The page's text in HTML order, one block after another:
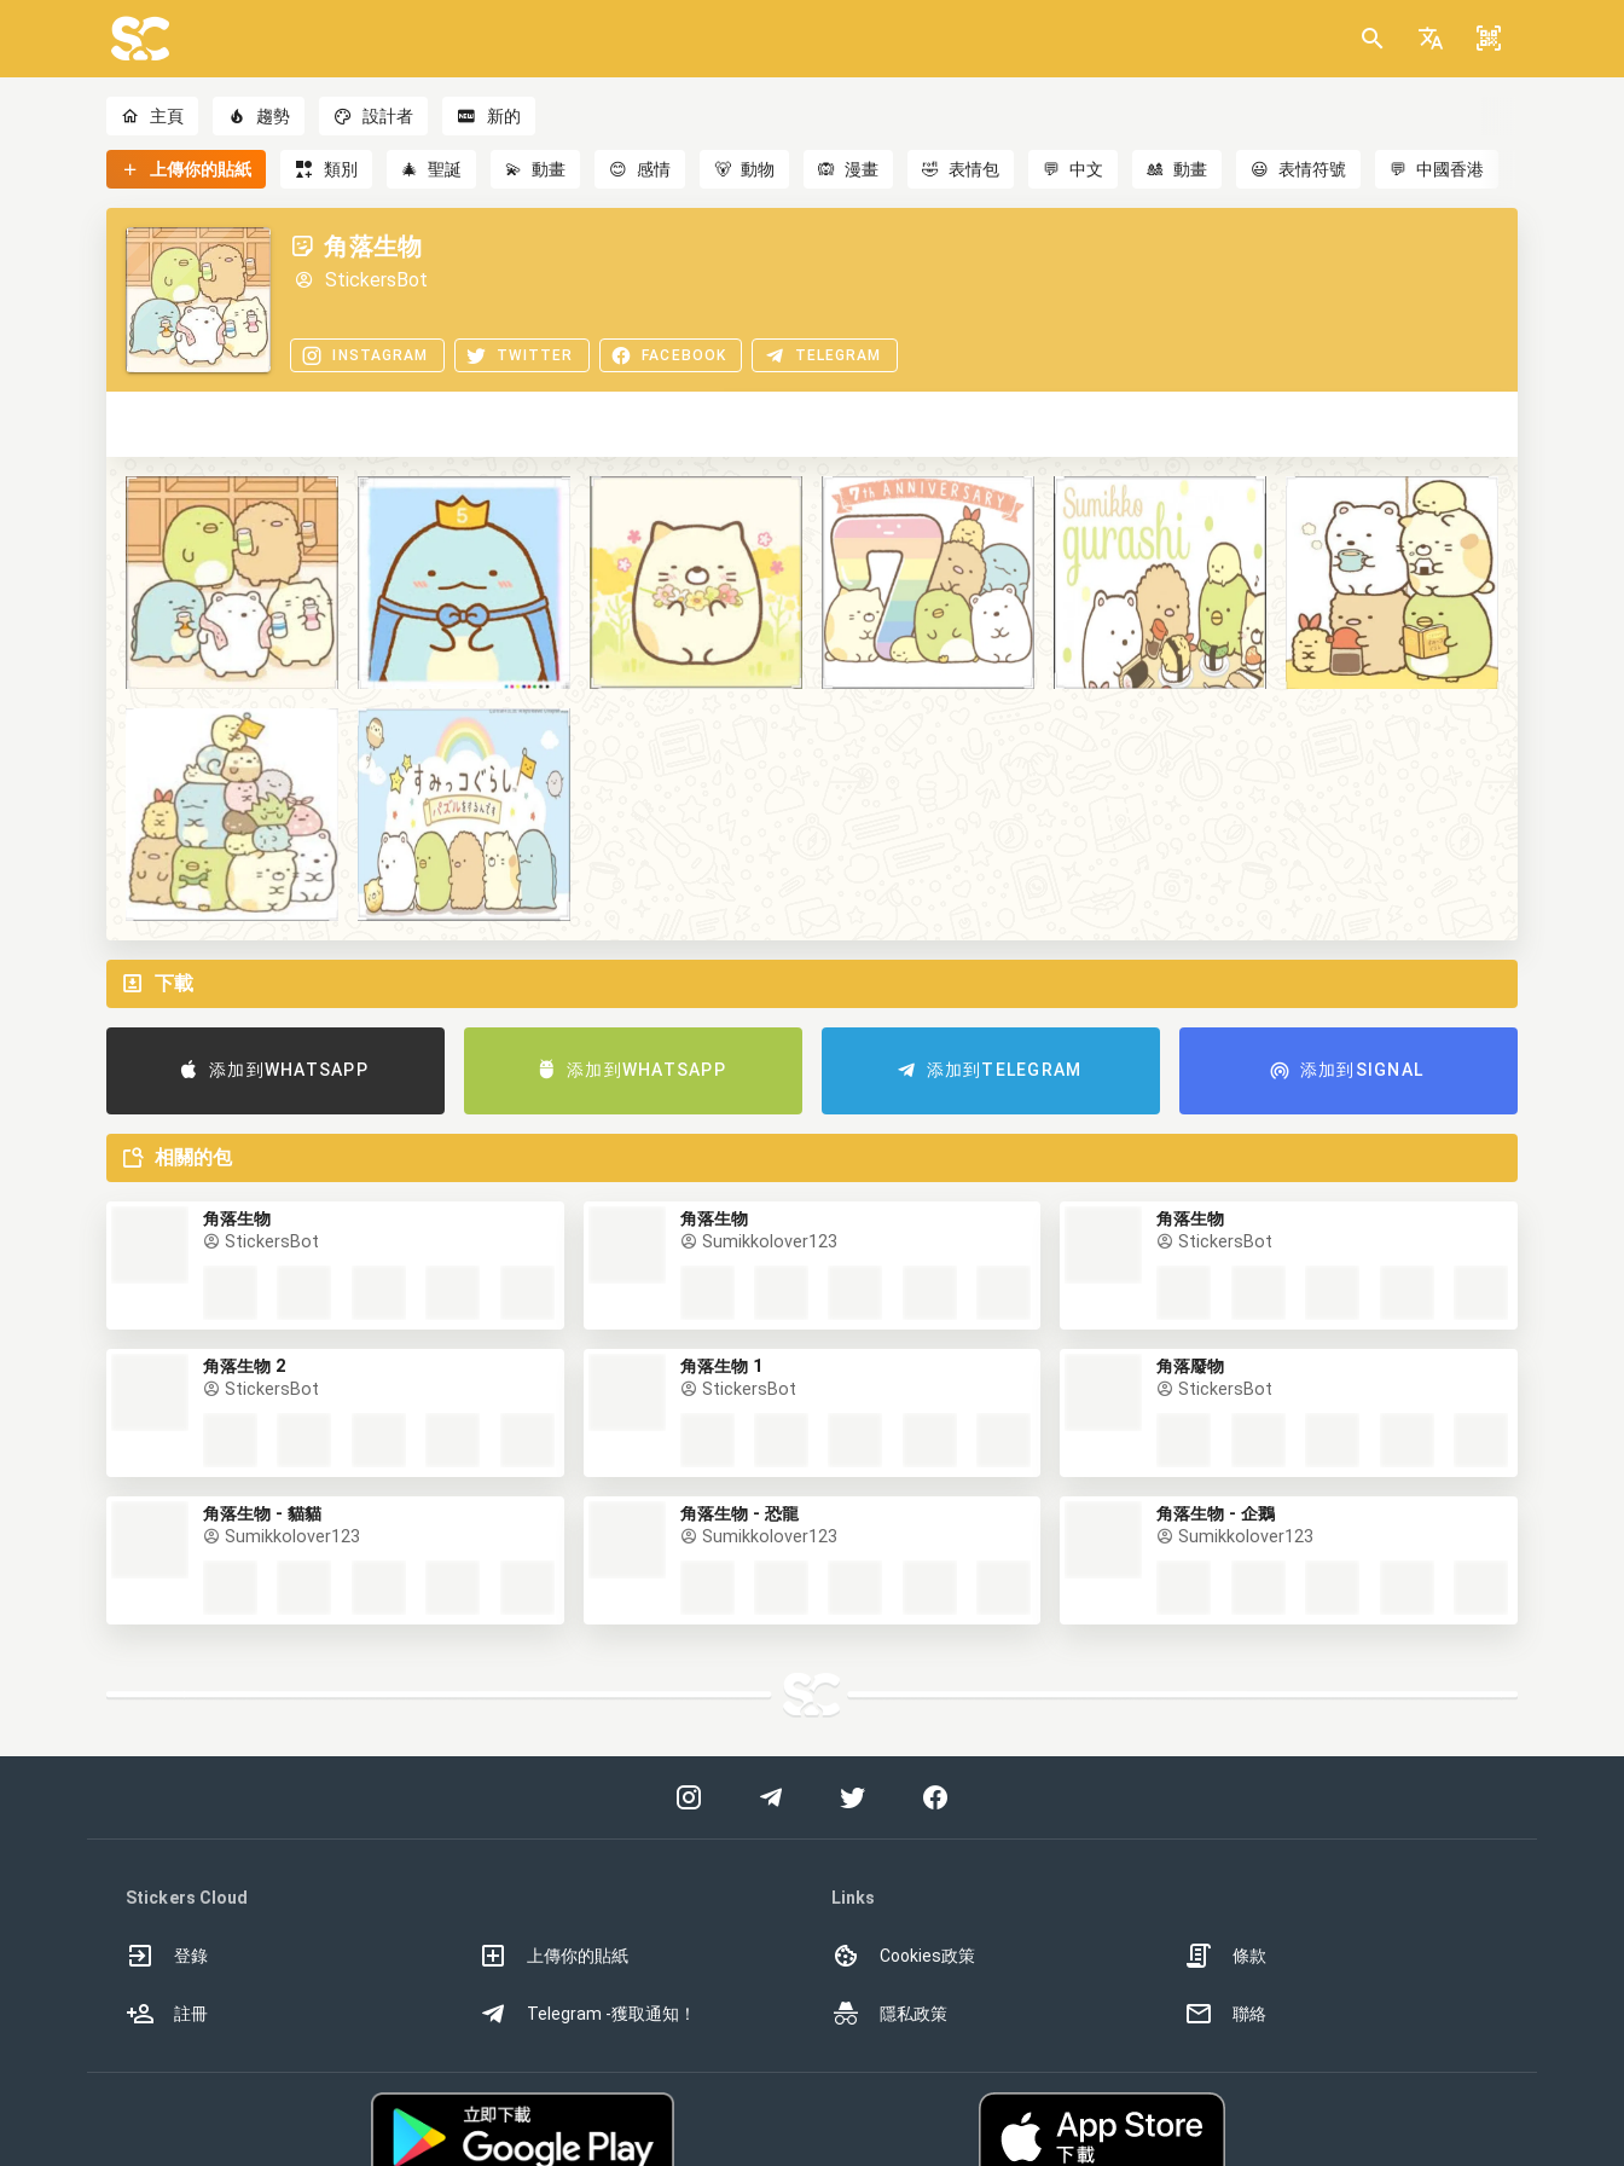
主頁 趨勢 設計者 新的
上傳你的貼紙 類別 🎄 聖誕 💫 動畫 😊 感情 🐻 動物 🙉 漫畫 🤣 表情包 💬 中文 🎎 動畫 😃 表情符號 💬 中國香港
角落生物
StickersBot
INSTAGRAM TWITTER FACEBOOK TELEGRAM
下載
添加到WHATSAPP 添加到WHATSAPP 添加到TELEGRAM 添加到SIGNAL
相關的包
角落生物
StickersBot
角落生物
Sumikkolover123
角落生物
StickersBot
角落生物 2
StickersBot
角落生物 1
StickersBot
角落廢物
StickersBot
角落生物 - 貓貓
Sumikkolover123
角落生物 - 恐龍
Sumikkolover123
角落生物 - 企鵝
Sumikkolover123
Stickers Cloud
登錄
註冊
上傳你的貼紙
Telegram -獲取通知！
Links
Cookies政策
隱私政策
條款
聯絡